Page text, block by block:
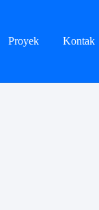
Proyek Kontak